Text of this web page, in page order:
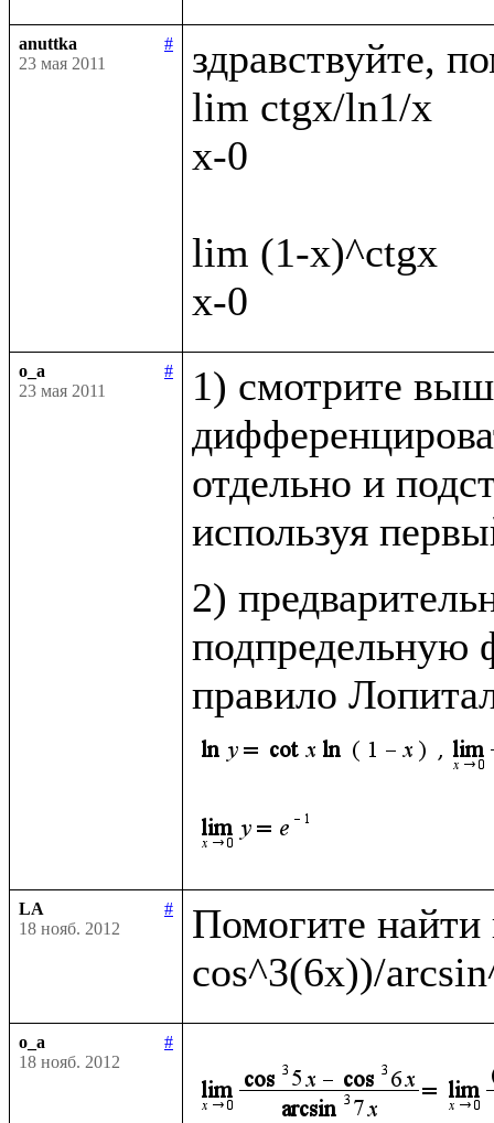
anuttka
#
23 мая 2011
здравствуйте,
lim ctgx/ln1/x
x-0
lim (1-x)^ctgx
o_a
#
23 мая 2011
1) смотрите
отдельно и
используя
2)
подпредельную
правило
LA
#
18 нояб. 2012
Помогите
o_a
#
18 нояб. 2012